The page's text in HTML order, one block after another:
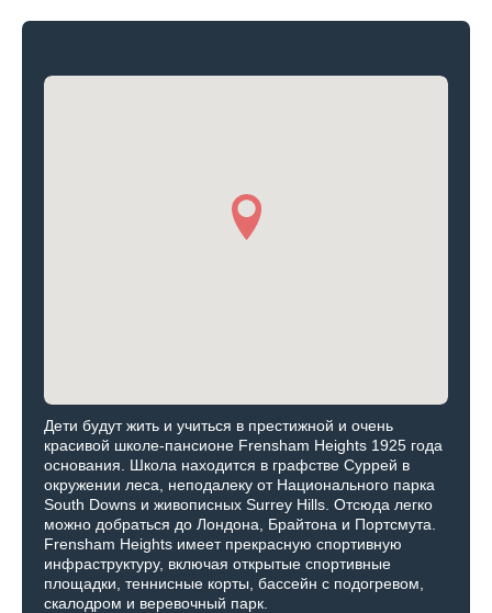
Дети будут жить и учиться в престижной и очень
красивой школе-пансионе Frensham Heights 1925 года
основания. Школа находится в графстве Суррей в
окружении леса, неподалеку от Национального парка
South Downs и живописных Surrey Hills. Отсюда легко
можно добраться до Лондона, Брайтона и Портсмута.
Frensham Heights имеет прекрасную спортивную
инфраструктуру, включая открытые спортивные
площадки, теннисные корты, бассейн с подогревом,
скалодром и веревочный парк.